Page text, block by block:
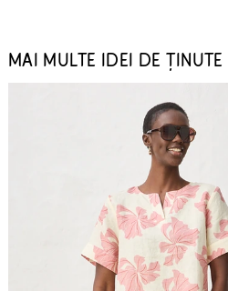
MAI MULTE IDEI DE ȚINUTE